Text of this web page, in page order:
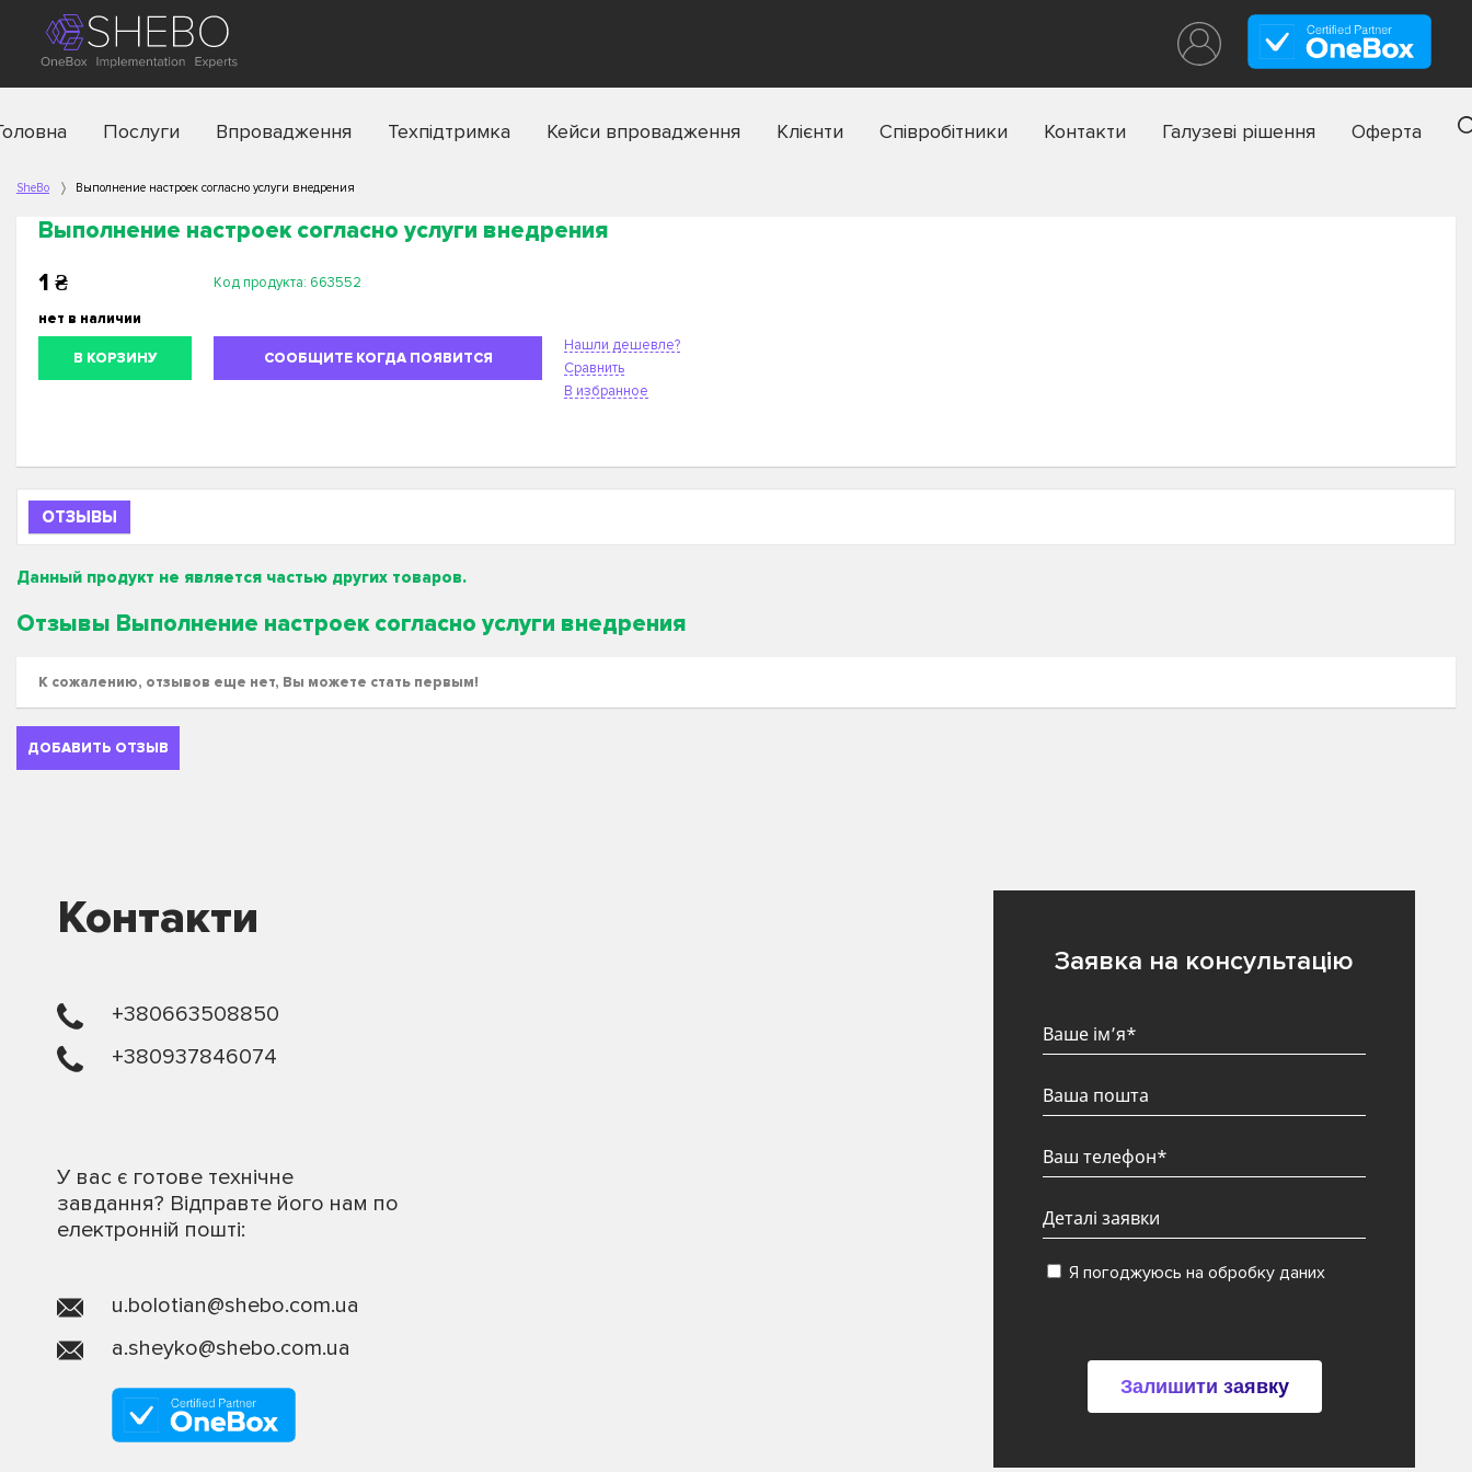
Послуги Впровадження Техпідтримка Кейси впровадження Клієнти Співробітники Контакти Галузеві рішення Оферта
SheBo Выполнение настроек согласно услуги внедрения
Выполнение настроек согласно услуги внедрения
1 ₴ Код продукта: 663552
нет в наличии
В КОРЗИНУ СООБЩИТЕ КОГДА ПОЯВИТСЯ
Нашли дешевле?
Сравнить
В избранное
ОТЗЫВЫ
Данный продукт не является частью других товаров.
Отзывы Выполнение настроек согласно услуги внедрения
К сожалению, отзывов еще нет, Вы можете стать первым!
ДОБАВИТЬ ОТЗЫВ
Контакти
+380663508850
+380937846074
У вас є готове технічне
завдання? Відправте його нам по
електронній пошті:
u.bolotian@shebo.com.ua
a.sheyko@shebo.com.ua
Заявка на консультацію
Я погоджуюсь на обробку даних
Залишити заявку